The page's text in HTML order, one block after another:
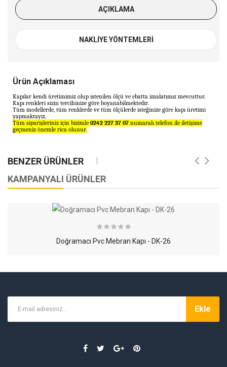
AÇIKLAMA
NAKLIYE YÖNTEMLERI
Ürün Açıklaması
Kapılar kendi üretimimiz olup istenilen ölçü ve ebatta imalatımız mevcuttur.
Kapı renkleri sizin tercihinize göre boyanabilmektedir.
Tüm modellerde, tüm renklerde ve tüm ölçülerde isteğinize göre kapı üretimi
yapmaktayız.
Tüm siparişleriniz için bizimle 0242 227 37 07 numaralı telefon ile iletişime
geçmeniz önemle rica olunur.
BENZER ÜRÜNLER
KAMPANYALI ÜRÜNLER
Doğramacı Pvc Mebran Kapı - DK-26
Ekle